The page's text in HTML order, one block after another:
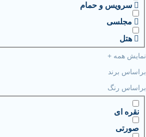
سرویس و حمام
مجلسی
هتل
نمایش همه +
براساس برند
براساس رنگ
نقره ای
صورتی